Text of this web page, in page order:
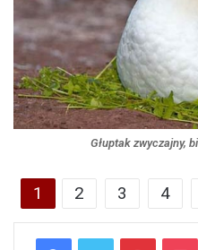
Głuptak zwyczajny,
1 2 3 4
Pinterest